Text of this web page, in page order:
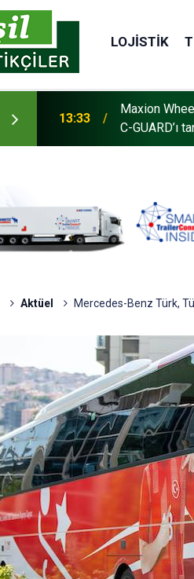
LOJISTIK
13:33
Maxion
C-GUARD’ı
Aktüel Mercedes-Benz Türk,